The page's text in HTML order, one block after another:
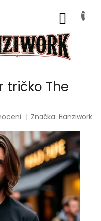
tričko The
Značka:Hanziwork